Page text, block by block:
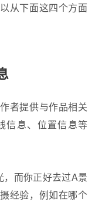
从下面这四个方面
者提供与作品相关
信息、位置信息等
而你正好去过A景
经验，例如在哪个